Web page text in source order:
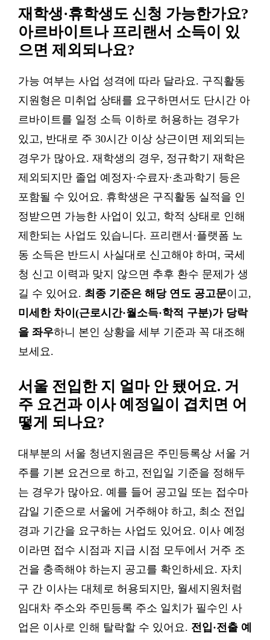
재학생·휴학생도 신청 가능한가요?
아르바이트나 프리랜서 소득이 있
으면 제외되나요?
가능 여부는 사업 성격에 따라 달라요. 구직활동
지원형은 미취업 상태를 요구하면서도 단시간 아
르바이트를 일정 소득 이하로 허용하는 경우가
있고, 반대로 주 30시간 이상 상근이면 제외되는
경우가 많아요. 재학생의 경우, 정규학기 재학은
제외되지만 졸업 예정자·수료자·초과학기 등은
포함될 수 있어요. 휴학생은 구직활동 실적을 인
정받으면 가능한 사업이 있고, 학적 상태로 인해
제한되는 사업도 있습니다. 프리랜서·플랫폼 노
동 소득은 반드시 사실대로 신고해야 하며, 국세
청 신고 이력과 맞지 않으면 추후 환수 문제가 생
길 수 있어요. 최종 기준은 해당 연도 공고문이고,
미세한 차이(근로시간·월소득·학적 구분)가 당락
을 좌우하니 본인 상황을 세부 기준과 꼭 대조해
보세요.
서울 전입한 지 얼마 안 됐어요. 거
주 요건과 이사 예정일이 겹치면 어
떻게 되나요?
대부분의 서울 청년지원금은 주민등록상 서울 거
주를 기본 요건으로 하고, 전입일 기준을 정해두
는 경우가 많아요. 예를 들어 공고일 또는 접수마
감일 기준으로 서울에 거주해야 하고, 최소 전입
경과 기간을 요구하는 사업도 있어요. 이사 예정
이라면 접수 시점과 지급 시점 모두에서 거주 조
건을 충족해야 하는지 공고를 확인하세요. 자치
구 간 이사는 대체로 허용되지만, 월세지원처럼
임대차 주소와 주민등록 주소 일치가 필수인 사
업은 이사로 인해 탈락할 수 있어요. 전입·전출 예